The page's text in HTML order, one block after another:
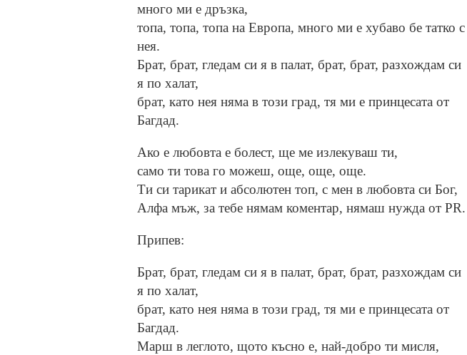
много ми е дръзка,
топа, топа, топа на Европа, много ми е хубаво бе татко с
нея.
Брат, брат, гледам си я в палат, брат, брат, разхождам си
я по халат,
брат, като нея няма в този град, тя ми е принцесата от
Багдад.
Ако е любовта е болест, ще ме излекуваш ти,
само ти това го можеш, още, още, още.
Ти си тарикат и абсолютен топ, с мен в любовта си Бог,
Алфа мъж, за тебе нямам коментар, нямаш нужда от PR.
Припев:
Брат, брат, гледам си я в палат, брат, брат, разхождам си
я по халат,
брат, като нея няма в този град, тя ми е принцесата от
Багдад.
Марш в леглото, щото късно е, най-добро ти мисля,